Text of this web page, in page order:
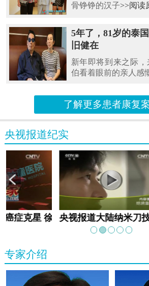
骨铮铮的汉子>>阅读
5年了，81岁的泰
旧健在
新年即将到来之际
伯看着眼前的亲人感
了解更多患者康复
央视报道纪实
癌症克星 徐克成
专家介绍